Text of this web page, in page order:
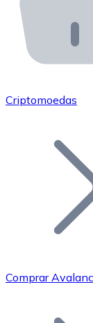
API Bitnovo
Integre
Junte-se à
Adicione
Criptomoedas
Comprar